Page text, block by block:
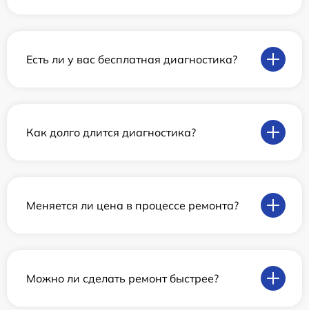
Есть ли у вас бесплатная диагностика?
Как долго длится диагностика?
Меняется ли цена в процессе ремонта?
Можно ли сделать ремонт быстрее?